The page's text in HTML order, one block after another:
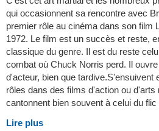
qui occasionnent sa rencontre avec
premier rôle au cinéma dans son film
1972. Le film est un succès et reste,
classique du genre. Il est du reste
combat où Chuck Norris perd. Il
d'acteur, bien que tardive.S'ensuivent
rôles dans des films d'action ou
cantonnent bien souvent à celui du
Lire plus